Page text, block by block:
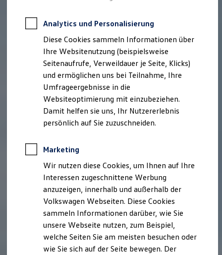
Professional Class bei Volkswagen
Behörden
Direktkunden
Sonderfahrzeuge
Anpfiff zum Gewinn
Elektromobilität
Elektroautos
ID. Tutorials
Elektrofahrzeugkonzepte
ID. EVERY1
Reichweite
Rekuperation
Laden unterwegs
Laden Zuhause
Ladestationen finden
Ladezeitensimulator
Batterie
Sicherheit
Nachhaltigkeit
Technologie
Kosten und Kauf
Analytics und Personalisierung
Diese Cookies sammeln Informationen über
Ihre Websitenutzung (beispielsweise
Seitenaufrufe, Verweildauer je Seite, Klicks)
und ermöglichen uns bei Teilnahme, Ihre
Umfrageergebnisse in die
Websiteoptimierung mit einzubeziehen.
Damit helfen sie uns, Ihr Nutzererlebnis
persönlich auf Sie zuzuschneiden.
Marketing
Wir nutzen diese Cookies, um Ihnen auf Ihre
Interessen zugeschnittene Werbung
anzuzeigen, innerhalb und außerhalb der
Volkswagen Webseiten. Diese Cookies
sammeln Informationen darüber, wie Sie
unsere Webseite nutzen, zum Beispiel,
welche Seiten Sie am meisten besuchen oder
wie Sie sich auf der Seite bewegen. Der